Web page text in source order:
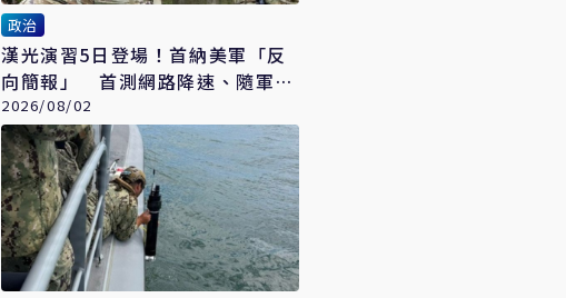
政治
漢光演習5日登場！首納美軍「反
向簡報」 首測網路降速、隨軍記
者機制
2026/08/02